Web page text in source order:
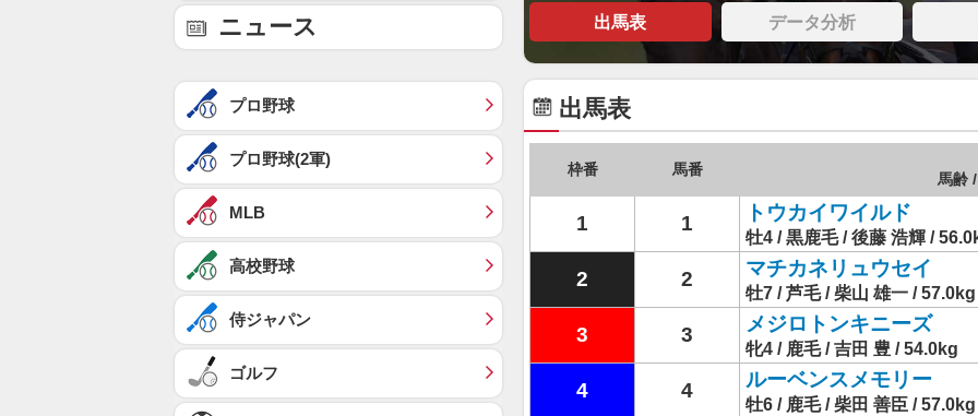
出馬表 データ分析
出馬表
枠番 馬番
馬齢
1 1 トウカイワイルド
牡4 / 黒鹿毛 / 後藤 浩輝 /
2 2 マチカネリュウセイ
牡7 / 芦毛 / 柴山 雄一 / 57.0kg
3 3 メジロトンキニーズ
牝4 / 鹿毛 / 吉田 豊 / 54.0kg
4 4 ルーベンスメモリー
牡6 / 鹿毛 / 柴田 善臣 / 57.0kg
ニュース
プロ野球
プロ野球(2軍)
MLB
高校野球
侍ジャパン
ゴルフ